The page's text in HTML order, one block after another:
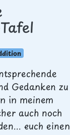
Gedanken zu
in meinem
auch noch
euch einen